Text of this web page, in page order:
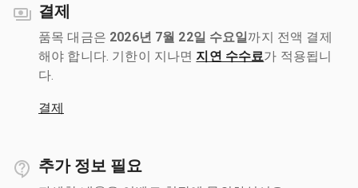
결제
품목 대금은 2026년 7월 22일 수요일까지 전액 결제
해야 합니다. 기한이 지나면 지연 수수료가 적용됩니
다.
결제
추가 정보 필요